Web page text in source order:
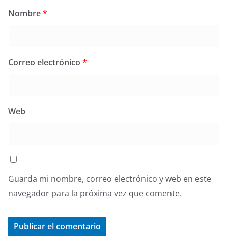
Nombre*
Correo electrónico *
Web
Guarda mi nombre, correo electrónico y web en este
navegador para la próxima vez que comente.